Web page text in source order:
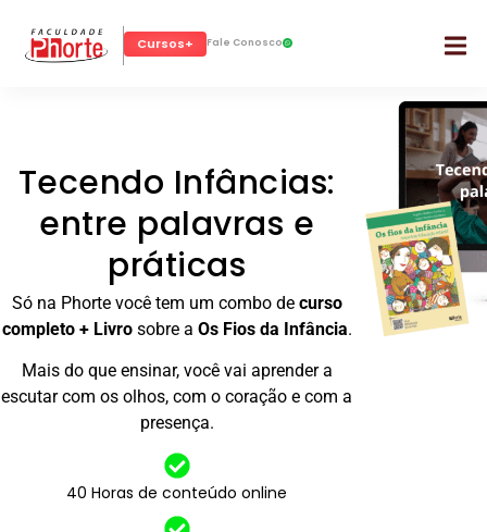
Cursos+ Fale Conosco
Tecendo Infâncias:
entre palavras e
práticas
Só na Phorte você tem um combo de curso
completo + Livrosobre a Os Fios da Infância.
Mais do que ensinar, você vai aprender a
escutar com os olhos, com o coração e com a
presença.
40 Horas de conteúdo online